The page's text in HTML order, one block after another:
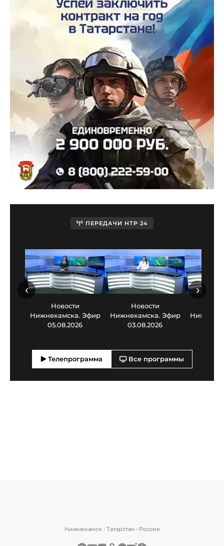
ПЕРЕДАЧИ НТР 24
Новости
Нижнекамска. Эфир
05.08.2026
Новости
Нижнекамска. Эфир
03.08.2026
‹ ›
Телепрограмма Все программы
Нижнекамск • Татарстан • Россия